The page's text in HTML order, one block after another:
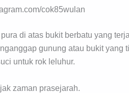
cok85wulan
di atas bukit berbatu yang
gunung atau bukit yang
untuk rok leluhur.
zaman prasejarah.